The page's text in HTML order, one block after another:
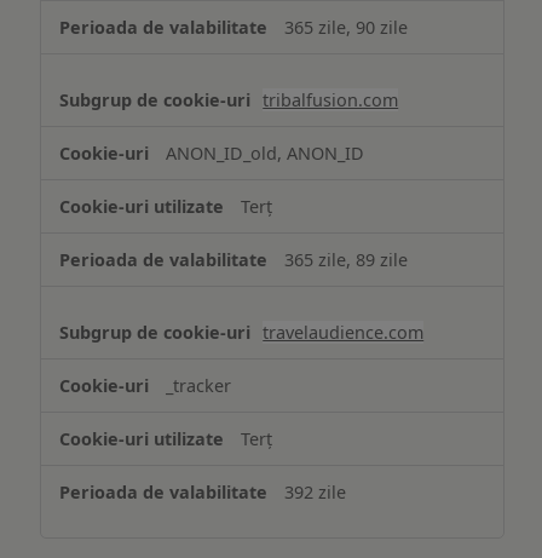
365 zile, 90 zile
tribalfusion.com
ANON_ID_old, ANON_ID
Terț
365 zile, 89 zile
travelaudience.com
_tracker
Terț
392 zile